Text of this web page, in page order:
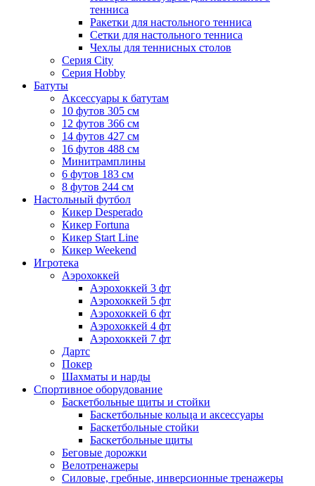
тенниса
Ракетки для настольного тенниса
Сетки для настольного тенниса
Чехлы для теннисных столов
Серия City
Серия Hobby
Батуты
Аксессуары к батутам
10 футов 305 см
12 футов 366 см
14 футов 427 см
16 футов 488 см
Минитрамплины
6 футов 183 см
8 футов 244 см
Настольный футбол
Кикер Desperado
Кикер Fortuna
Кикер Start Line
Кикер Weekend
Игротека
Аэрохоккей
Аэрохоккей 3 фт
Аэрохоккей 5 фт
Аэрохоккей 6 фт
Аэрохоккей 4 фт
Аэрохоккей 7 фт
Дартс
Покер
Шахматы и нарды
Спортивное оборудование
Баскетбольные щиты и стойки
Баскетбольные кольца и аксессуары
Баскетбольные стойки
Баскетбольные щиты
Беговые дорожки
Велотренажеры
Силовые, гребные, инверсионные тренажеры